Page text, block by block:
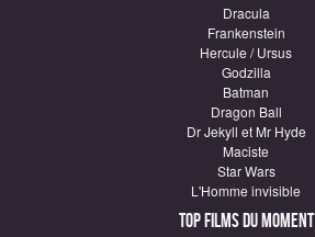
Dracula
Frankenstein
Hercule / Ursus
Godzilla
Batman
Dragon Ball
Dr Jekyll et Mr Hyde
Maciste
Star Wars
L'Homme invisible
Top Films du moment